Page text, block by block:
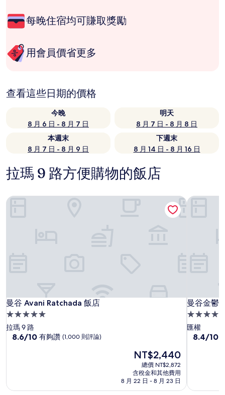
每晚住宿均可賺取獎勵
用會員價省更多
查看這些日期的價格
今晚
8 月 6 日 - 8 月 7 日
明天
8 月 7 日 - 8 月 8 日
本週末
8 月 7 日 - 8 月 9 日
下週末
8 月 14 日 - 8 月 16 日
拉瑪 9 路方便購物的飯店
曼谷 Avani Ratchada 飯店
曼谷 Avani Ratchada 飯店
5.0
星
級
拉瑪 9 路
8.6
有
8.6/10 有夠讚 (1,000 則評論)
現
價
格
為
NT$2,440
總價 NT$2,872
含稅金和其他費用
8 月 22 日 - 8 月 23 日
曼谷 Avani Ratchada 飯店
曼谷金鬱
曼谷金鬱
4.0
星
級
匯權
8.4
非
8.4/10
曼谷金鬱